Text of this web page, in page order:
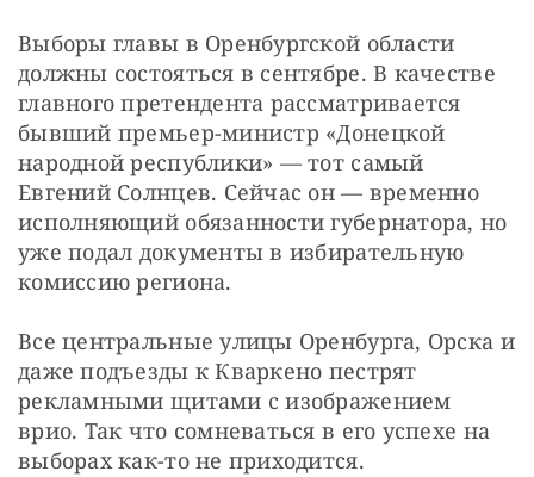
Выборы главы в Оренбургской области
должны состояться в сентябре. В качестве
главного претендента рассматривается
бывший премьер-министр «Донецкой
народной республики» — тот самый
Евгений Солнцев. Сейчас он — временно
исполняющий обязанности губернатора, но
уже подал документы в избирательную
комиссию региона.
Все центральные улицы Оренбурга, Орска и
даже подъезды к Кваркено пестрят
рекламными щитами с изображением
врио. Так что сомневаться в его успехе на
выборах как-то не приходится.